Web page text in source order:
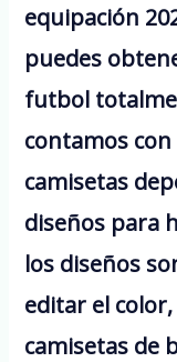
equipación
puedes
futbol
contamos
camisetas
diseños para
los diseños
editar el
camisetas de